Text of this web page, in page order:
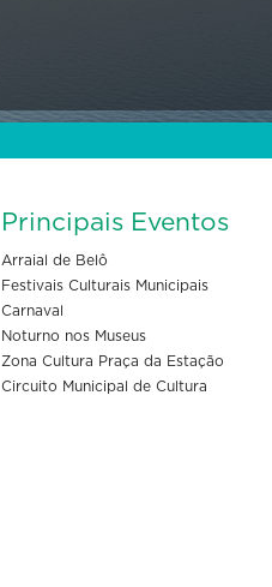
Principais Eventos
Arraial de Belô
Festivais Culturais Municipais
Carnaval
Noturno nos Museus
Zona Cultura Praça da Estação
Circuito Municipal de Cultura